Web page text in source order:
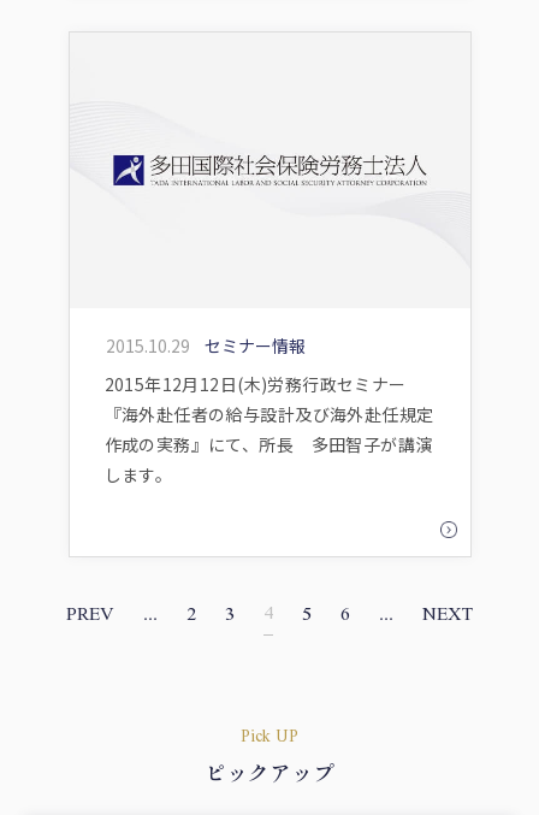
2015.10.29
セミナー情報
2015年12月12日(木)労務行政セミナー
『海外赴任者の給与設計及び海外赴任規定
作成の実務』にて、所長 多田智子が講演
します。
PREV ... 2 3 4 5 6 ... NEXT
Pick UP
ピックアップ